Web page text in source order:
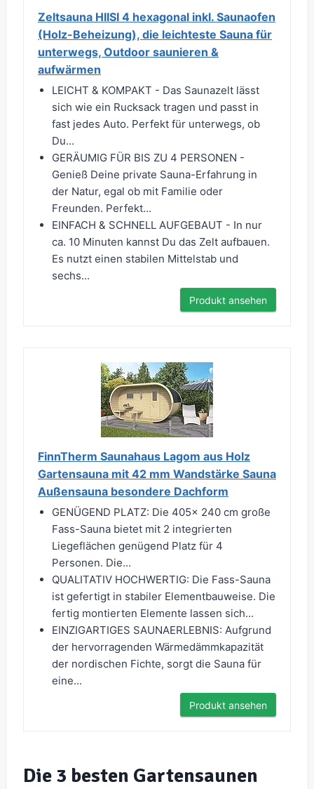
Zeltsauna HIISI 4 hexagonal inkl. Saunaofen
(Holz-Beheizung), die leichteste Sauna für
unterwegs, Outdoor saunieren &
aufwärmen
LEICHT & KOMPAKT - Das Saunazelt lässt
sich wie ein Rucksack tragen und passt in
fast jedes Auto. Perfekt für unterwegs, ob
Du...
GERÄUMIG FÜR BIS ZU 4 PERSONEN -
Genieß Deine private Sauna-Erfahrung in
der Natur, egal ob mit Familie oder
Freunden. Perfekt...
EINFACH & SCHNELL AUFGEBAUT - In nur
ca. 10 Minuten kannst Du das Zelt aufbauen.
Es nutzt einen stabilen Mittelstab und
sechs...
Produkt ansehen
FinnTherm Saunahaus Lagom aus Holz
Gartensauna mit 42 mm Wandstärke Sauna
Außensauna besondere Dachform
GENÜGEND PLATZ: Die 405x 240 cm große
Fass-Sauna bietet mit 2 integrierten
Liegeflächen genügend Platz für 4
Personen. Die...
QUALITATIV HOCHWERTIG: Die Fass-Sauna
ist gefertigt in stabiler Elementbauweise. Die
fertig montierten Elemente lassen sich...
EINZIGARTIGES SAUNAERLEBNIS: Aufgrund
der hervorragenden Wärmedämmkapazität
der nordischen Fichte, sorgt die Sauna für
eine...
Produkt ansehen
Die 3 besten Gartensaunen